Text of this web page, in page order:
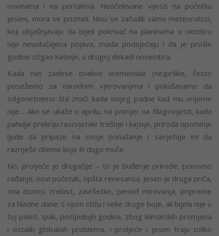
novinama i na portalima. Neočekivane vijesti na početku
jeseni, mora se priznati. Nisu se začudili samo meteorolozi,
koji objašnjavaju da bijeli pokrivač na planinama u oktobru
nije neuobičajena pojava, mada podsjećaju i da je prošle
godine stigao kasnije, u drugoj dekadi novembra.
Kada nas zadese ovakve vremenske (ne)prilike, često
posežemo za narodnim vjerovanjima i pokušavamo da
odgonetnemo šta znači kada snijeg padne kad mu vrijeme
nije… Ako se ukaže u aprilu, na primjer na Blagovijesti, kada
pahulje prekriju rascvjetale trešnje i kajsije, priroda opominje
ljude da pripaze na svoje ponašanje i savjetuje im da
razriješe dileme koje ih dugo muče.
No, proljeće je drugačije – to je buđenje prirode, ponovno
rađanje, novi početak, opšta renesansa. Jesen je druga priča,
ona donosi zrelost, završetke, period mirovanja, pripreme
za hladne dane. S njom stižu i neke druge boje, ali bijela nije u
toj paleti. Ipak, posljednjih godina, zbog klimatskih promjena
i ostalih globalnih problema, i proljeće i jesen traju toliko